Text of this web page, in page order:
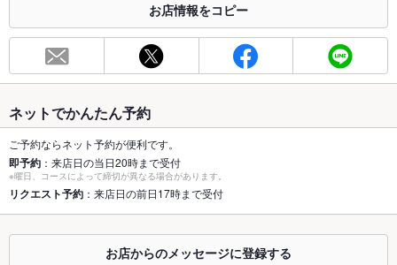
総席数 16席
最大宴会収
10人(*立食時ご相談ください。)
個室 なし
座敷 なし
掘りごたつ なし
カウンター あり
お店情報をコピー
ネットでかんたん予約
ご予約ならネット予約が便利です。
即予約 ：来店日の当日20時まで受付
※曜日、コースによって締切が異なる場合があります。
リクエスト予約 ：来店日の前日17時まで受付
お店からのメッセージに登録する